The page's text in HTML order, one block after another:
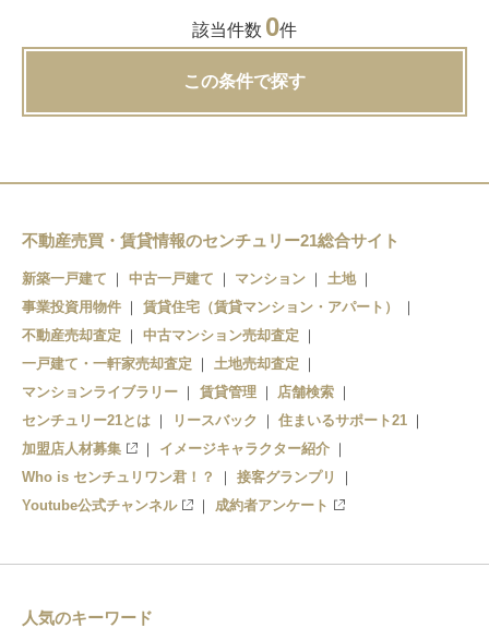
該当件数 0件
この条件で探す
不動産売買・賃貸情報のセンチュリー21総合サイト
新築一戸建て 中古一戸建て マンション
土地
事業投資用物件
賃貸住宅（賃貸マンション・アパート）
不動産売却査定
中古マンション売却査定
一戸建て・一軒家売却査定
土地売却査定
マンションライブラリー
賃貸管理
店舗検索
センチュリー21とは
リースバック
住まいるサポート21
加盟店人材募集
イメージキャラクター紹介
Who is センチュリワン君！？
接客グランプリ
Youtube公式チャンネル
成約者アンケート
人気のキーワード